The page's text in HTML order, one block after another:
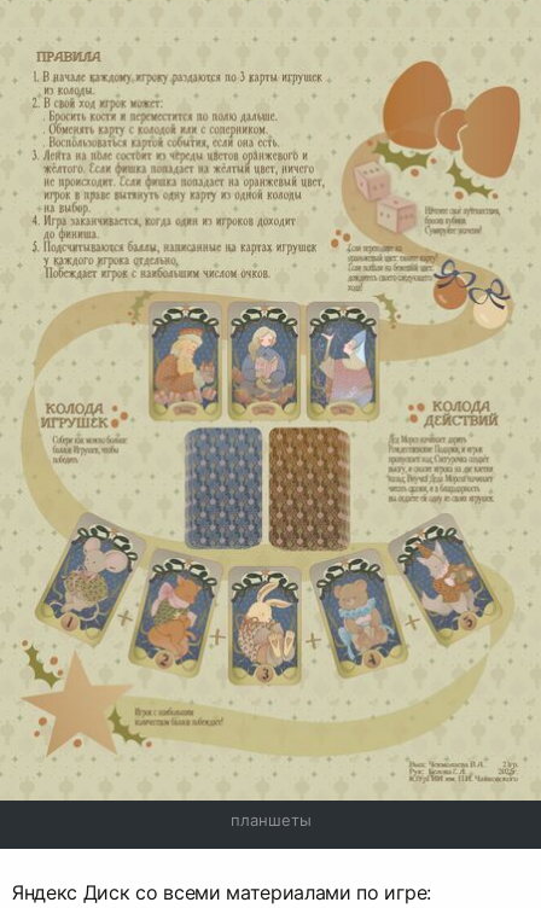
планшеты
Яндекс Диск со всеми материалами по игре: